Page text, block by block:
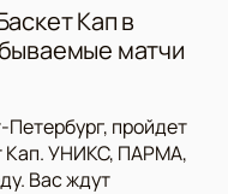
Кап в
матчи
пройдет
Кап. УНИКС, ПАРМА,
Вас ждут